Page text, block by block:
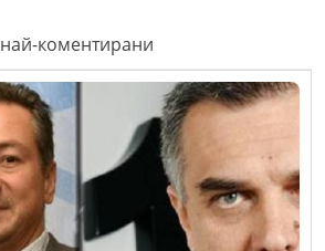
най-коментирани